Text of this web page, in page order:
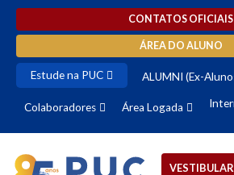
CONTATOS OFICIAIS
ÁREA DO ALUNO
Estude na PUC ALUMNI (Ex-
Colaboradores Área Logada